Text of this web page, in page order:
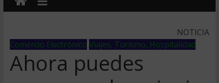
NOTICIA
Comercio Electrónico Viajes, Turismo, Hospitalidad
Ahora puedes